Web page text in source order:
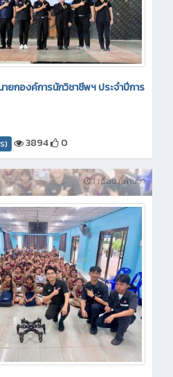
ยกองค์การนักวิชาชีพฯ ประจำปีการ
) 3894 0
1 เดือน ที่ผ่านมา